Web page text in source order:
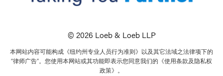
© 2026 Loeb & Loeb LLP
本网站内容可能构成《纽约州专业人员行为准则》以及其它法域之法律项下的
“律师广告”。您使用本网站或其功能即表示您同意我们的《使用条款及隐私权
政策》。